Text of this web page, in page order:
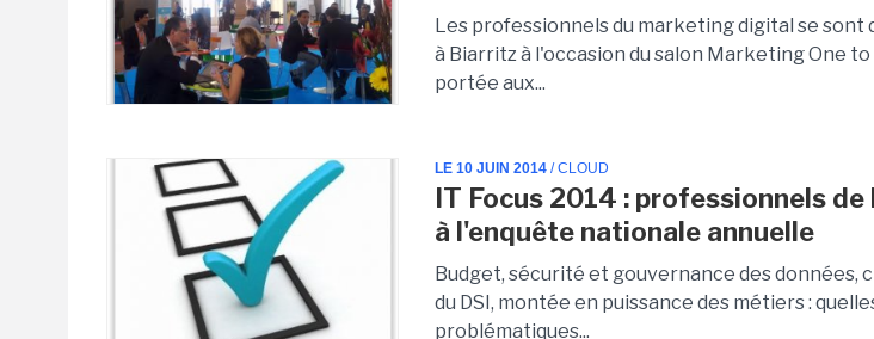
Les professionnels du marketing digital se sont
à Biarritz à l'occasion du salon Marketing One
portée aux...
LE 10 JUIN 2014 / CLOUD
IT Focus 2014 : professionnels de
à l'enquête nationale annuelle
Budget, sécurité et gouvernance des données,
du DSI, montée en puissance des métiers :
problématiques...